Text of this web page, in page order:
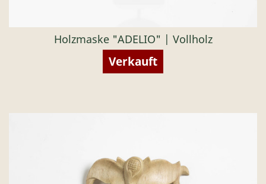
Holzmaske "ADELIO" | Vollholz
Verkauft